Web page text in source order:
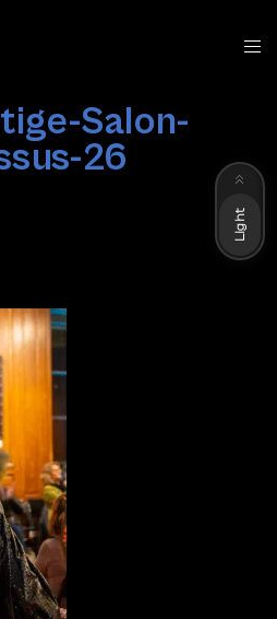
Salon-
26
Light
Dark